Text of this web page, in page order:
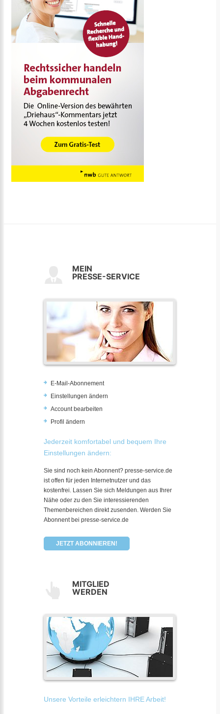
MEIN
PRESSE-SERVICE
E-Mail-Abonnement
Einstellungen ändern
Account bearbeiten
Profil ändern
Jederzeit komfortabel und bequem Ihre
Einstellungen ändern:
Sie sind noch kein Abonnent? presse-service.de
ist offen für jeden Internetnutzer und das
kostenfrei. Lassen Sie sich Meldungen aus Ihrer
Nähe oder zu den Sie interessierenden
Themenbereichen direkt zusenden. Werden Sie
Abonnent bei presse-service.de
JETZT ABONNIEREN!
MITGLIED
WERDEN
Unsere Vorteile erleichtern IHRE Arbeit!